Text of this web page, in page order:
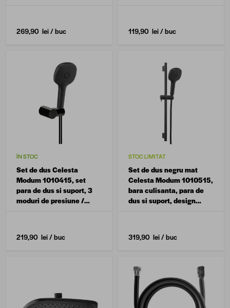
269,90 lei/ buc
119,90 lei/ buc
ÎN STOC
Set de dus Celesta
Modum 1010415, set
para de dus si suport, 3
moduri de presiune /
219,90 lei/ buc
STOC LIMITAT
Set de dus negru mat
Celesta Modum 1010515,
bara culisanta, para de
dus si suport, design
319,90 lei/ buc